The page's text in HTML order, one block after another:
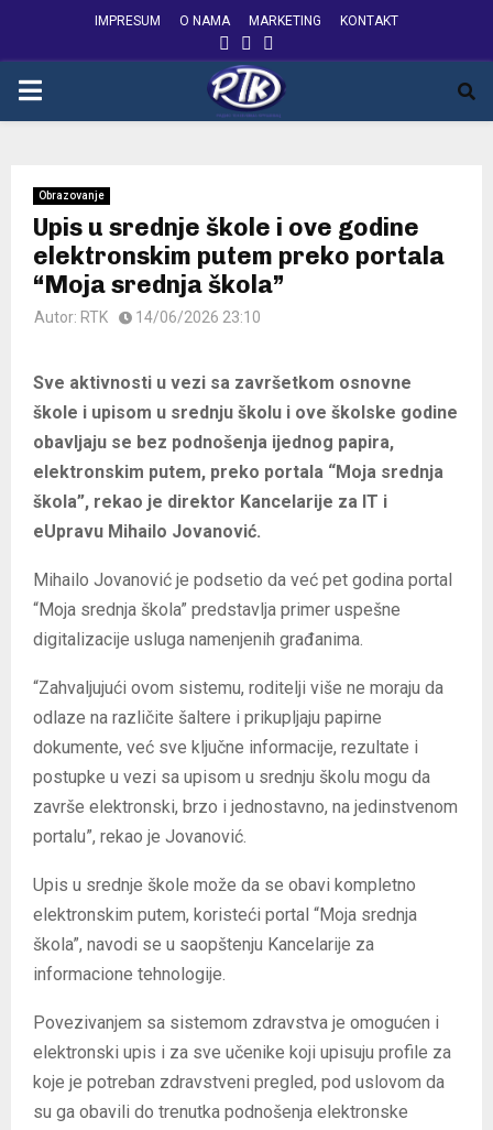
IMPRESUM O NAMA MARKETING KONTAKT
FACEBOOK
INSTAGRAM
PRIMARY
Obrazovanje
Upis u srednje škole i ove godine
elektronskim putem preko portala
“Moja srednja škola”
Autor: RTK 14/06/2026 23:10
Sve aktivnosti u vezi sa završetkom osnovne
škole i upisom u srednju školu i ove školske godine
obavljaju se bez podnošenja ijednog papira,
elektronskim putem, preko portala “Moja srednja
škola”, rekao je direktor Kancelarije za IT i
eUpravu Mihailo Jovanović.
Mihailo Jovanović je podsetio da već pet godina portal
“Moja srednja škola” predstavlja primer uspešne
digitalizacije usluga namenjenih građanima.
“Zahvaljujući ovom sistemu, roditelji više ne moraju da
odlaze na različite šaltere i prikupljaju papirne
dokumente, već sve ključne informacije, rezultate i
postupke u vezi sa upisom u srednju školu mogu da
završe elektronski, brzo i jednostavno, na jedinstvenom
portalu”, rekao je Jovanović.
Upis u srednje škole može da se obavi kompletno
elektronskim putem, koristeći portal “Moja srednja
škola”, navodi se u saopštenju Kancelarije za
informacione tehnologije.
Povezivanjem sa sistemom zdravstva je omogućen i
elektronski upis i za sve učenike koji upisuju profile za
koje je potreban zdravstveni pregled, pod uslovom da
su ga obavili do trenutka podnošenja elektronske